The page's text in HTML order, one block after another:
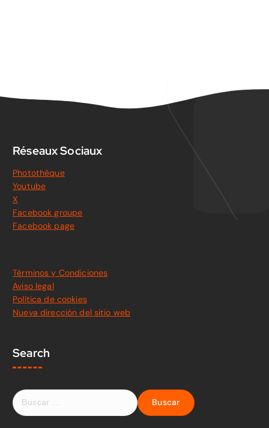
Réseaux Sociaux
Photothèque
Youtube
X
Facebook groupe
Facebook page
Términos y Condiciones
Aviso legal
Política de cookies
Nueva dirección del sitio web
Search